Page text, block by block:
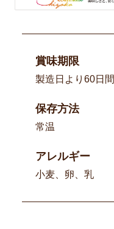
賞味期限
製造日より60日間
保存方法
常温
アレルギー
小麦、卵、乳